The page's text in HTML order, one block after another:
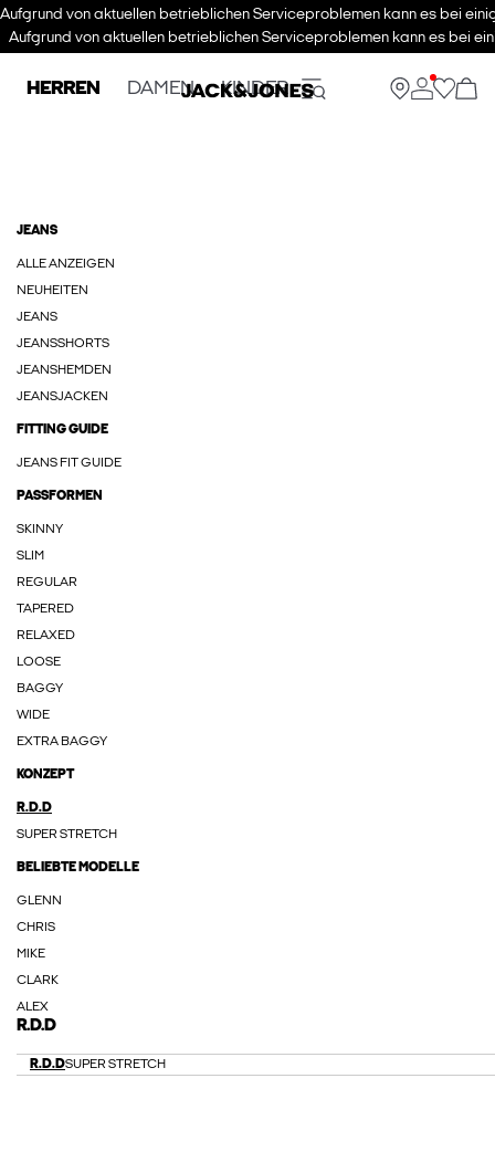
Aufgrund von aktuellen betrieblichen Serviceproblemen kann es bei
Aufgrund von aktuellen betrieblichen Serviceproblemen kann es bei
HERREN DAMEN KINDER
JEANS
ALLE ANZEIGEN
NEUHEITEN
JEANS
JEANSSHORTS
JEANSHEMDEN
JEANSJACKEN
FITTING GUIDE
JEANS FIT GUIDE
PASSFORMEN
SKINNY
SLIM
REGULAR
TAPERED
RELAXED
LOOSE
BAGGY
WIDE
EXTRA BAGGY
KONZEPT
R.D.D
SUPER STRETCH
BELIEBTE MODELLE
GLENN
CHRIS
MIKE
CLARK
ALEX
R.D.D
R.D.DSUPER STRETCH